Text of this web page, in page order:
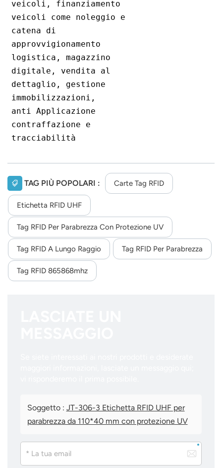
veicoli, finanziamento
veicoli come noleggio e
catena di
approvvigionamento
logistica, magazzino
digitale, vendita al
dettaglio, gestione
immobilizzazioni,
anti
Applicazione
contraffazione e
tracciabilità
TAG PIÙ POPOLARI : Carte Tag RFID
Etichetta RFID UHF
Tag RFID Per Parabrezza Con Protezione UV
Tag RFID A Lungo Raggio Tag RFID Per Parabrezza
Tag RFID 865868mhz
Soggetto : JT-306-3 Etichetta RFID UHF per
parabrezza da 110*40 mm con protezione UV